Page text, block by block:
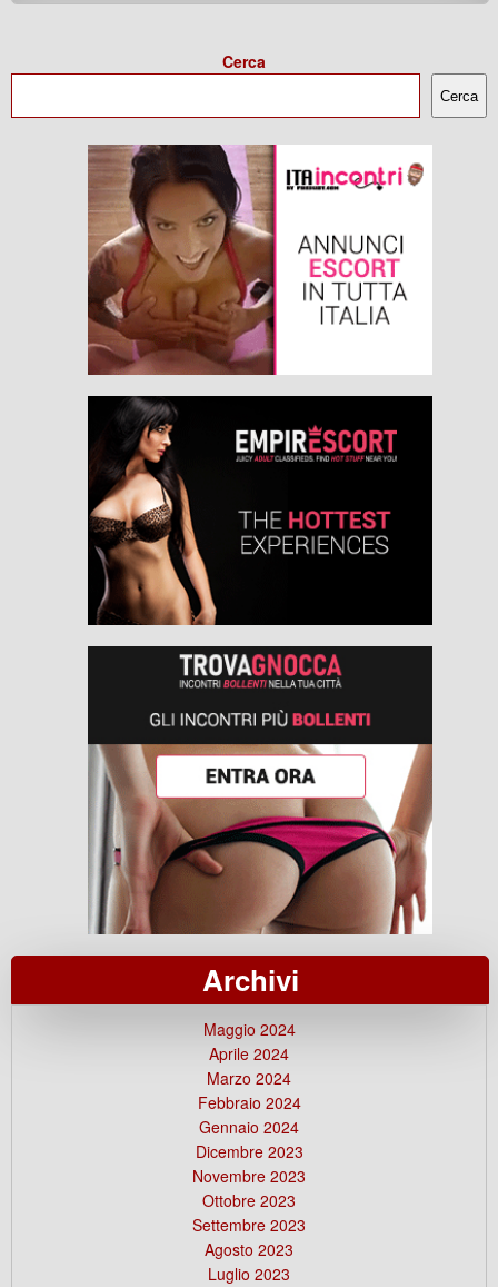
Cerca
Cerca
Archivi
Maggio 2024
Aprile 2024
Marzo 2024
Febbraio 2024
Gennaio 2024
Dicembre 2023
Novembre 2023
Ottobre 2023
Settembre 2023
Agosto 2023
Luglio 2023